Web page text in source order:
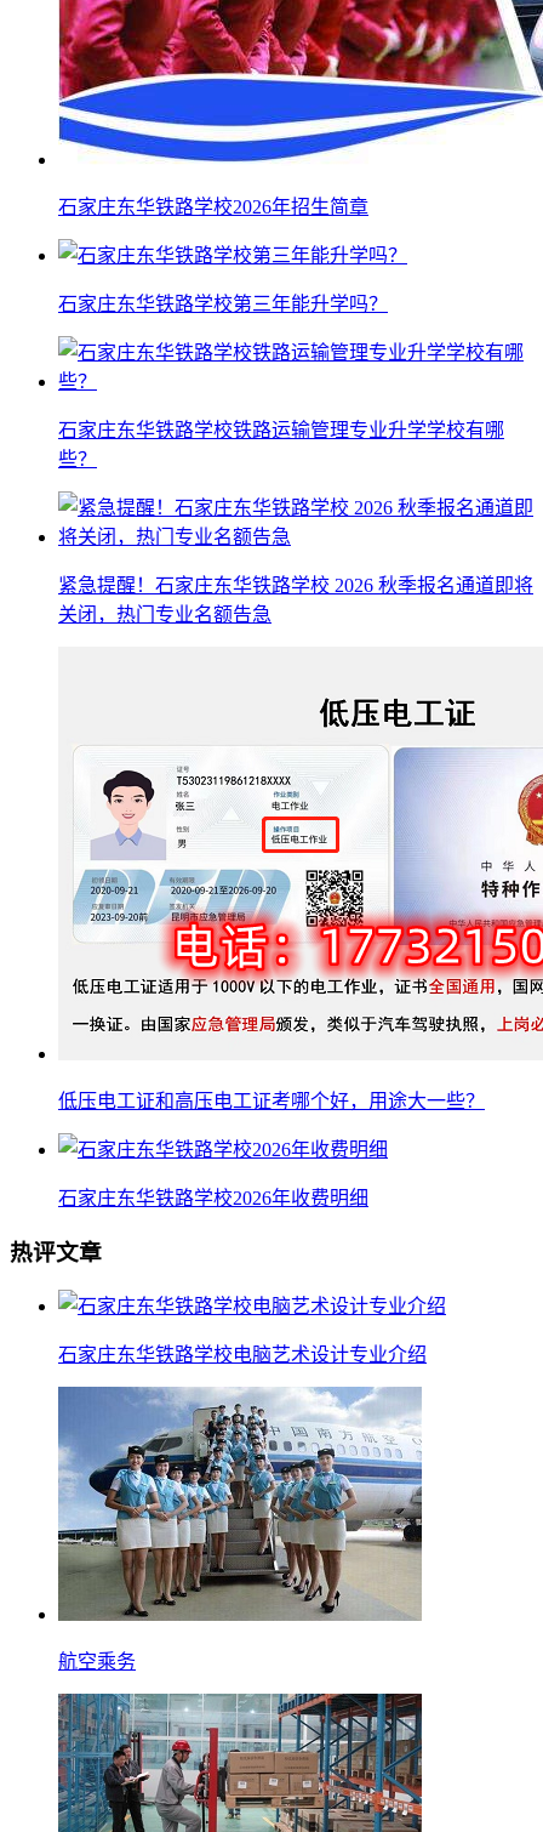
石家庄东华铁路学校2026年招生简章
石家庄东华铁路学校第三年能升学吗？
石家庄东华铁路学校铁路运输管理专业升学学校有哪
些？
紧急提醒！石家庄东华铁路学校 2026 秋季报名通道即将
关闭，热门专业名额告急
低压电工证和高压电工证考哪个好，用途大一些？
石家庄东华铁路学校2026年收费明细
热评文章
石家庄东华铁路学校电脑艺术设计专业介绍
航空乘务